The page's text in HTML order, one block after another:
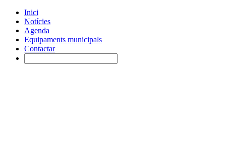
Inici
Notícies
Agenda
Equipaments municipals
Contactar